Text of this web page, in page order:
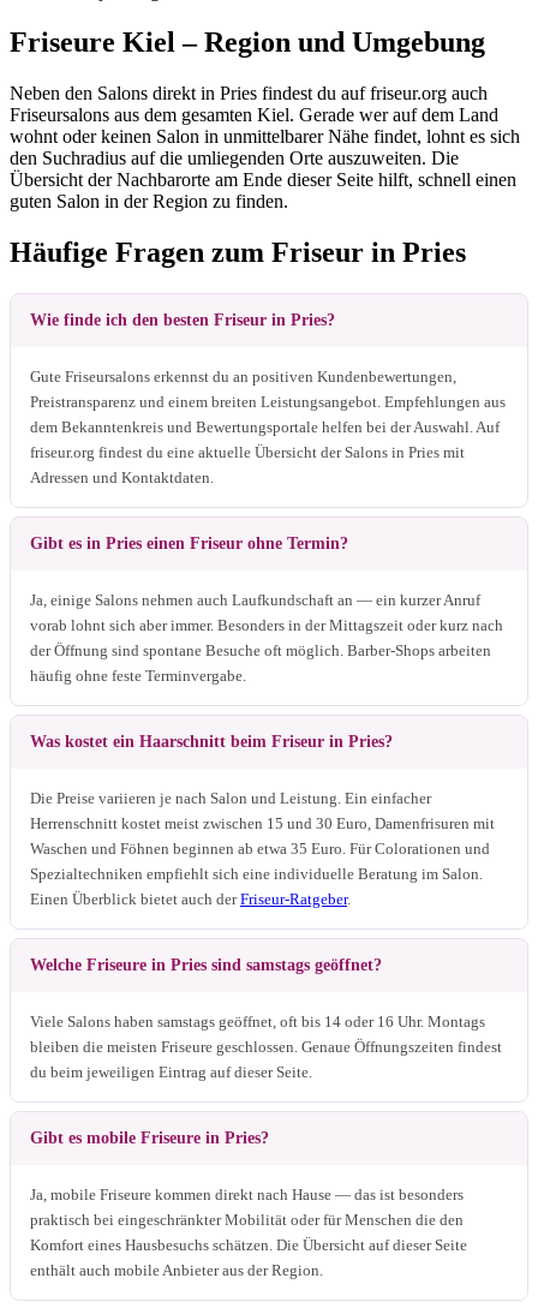
Friseure Kiel – Region und Umgebung
Neben den Salons direkt in Pries findest du auf friseur.org auch
Friseursalons aus dem gesamten Kiel. Gerade wer auf dem Land
wohnt oder keinen Salon in unmittelbarer Nähe findet, lohnt es sich
den Suchradius auf die umliegenden Orte auszuweiten. Die
Übersicht der Nachbarorte am Ende dieser Seite hilft, schnell einen
guten Salon in der Region zu finden.
Häufige Fragen zum Friseur in Pries
Wie finde ich den besten Friseur in Pries?
Gute Friseursalons erkennst du an positiven Kundenbewertungen,
Preistransparenz und einem breiten Leistungsangebot. Empfehlungen aus
dem Bekanntenkreis und Bewertungsportale helfen bei der Auswahl. Auf
friseur.org findest du eine aktuelle Übersicht der Salons in Pries mit
Adressen und Kontaktdaten.
Gibt es in Pries einen Friseur ohne Termin?
Ja, einige Salons nehmen auch Laufkundschaft an — ein kurzer Anruf
vorab lohnt sich aber immer. Besonders in der Mittagszeit oder kurz nach
der Öffnung sind spontane Besuche oft möglich. Barber-Shops arbeiten
häufig ohne feste Terminvergabe.
Was kostet ein Haarschnitt beim Friseur in Pries?
Die Preise variieren je nach Salon und Leistung. Ein einfacher
Herrenschnitt kostet meist zwischen 15 und 30 Euro, Damenfrisuren mit
Waschen und Föhnen beginnen ab etwa 35 Euro. Für Colorationen und
Spezialtechniken empfiehlt sich eine individuelle Beratung im Salon.
Einen Überblick bietet auch derFriseur-Ratgeber.
Welche Friseure in Pries sind samstags geöffnet?
Viele Salons haben samstags geöffnet, oft bis 14 oder 16 Uhr. Montags
bleiben die meisten Friseure geschlossen. Genaue Öffnungszeiten findest
du beim jeweiligen Eintrag auf dieser Seite.
Gibt es mobile Friseure in Pries?
Ja, mobile Friseure kommen direkt nach Hause — das ist besonders
praktisch bei eingeschränkter Mobilität oder für Menschen die den
Komfort eines Hausbesuchs schätzen. Die Übersicht auf dieser Seite
enthält auch mobile Anbieter aus der Region.